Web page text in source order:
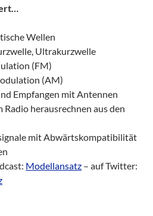
Wellen
Ultrakurzwelle
(FM)
(AM)
Empfangen mit Antennen
Radio herausrechnen aus den
mit Abwärtskompatibilität
Modellansatz – auf Twitter: